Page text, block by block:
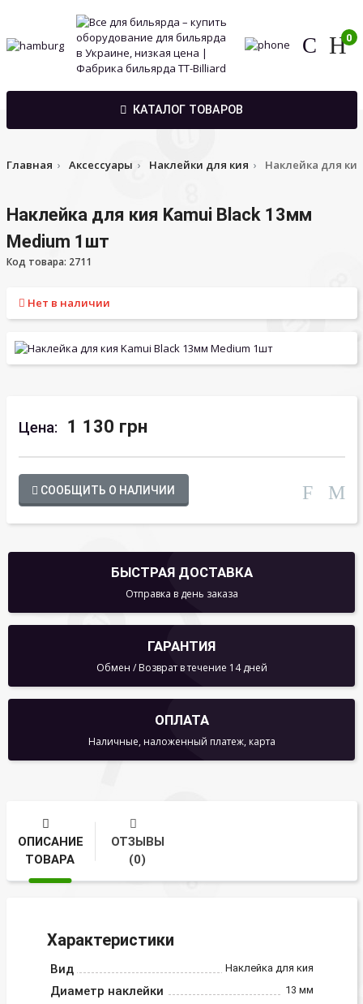
0
КАТАЛОГ ТОВАРОВ
Главная Аксессуары Наклейки для кия Наклейка для
Наклейка для кия Kamui Black 13мм
Medium 1шт
Код товара: 2711
Нет в наличии
Цена: 1 130 грн
СООБЩИТЬ О НАЛИЧИИ
БЫСТРАЯ ДОСТАВКА
Отправка в день заказа
ГАРАНТИЯ
Обмен / Возврат в течение 14 дней
ОПЛАТА
Наличные, наложенный платеж, карта
ОПИСАНИЕ
ТОВАРА
ОТЗЫВЫ
(0)
Характеристики
Вид Наклейка для кия
Диаметр наклейки 13 мм